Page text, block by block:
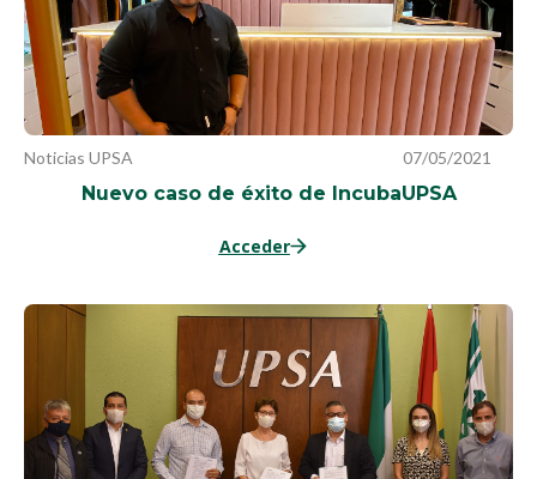
Noticias UPSA 07/05/2021
Nuevo caso de éxito de IncubaUPSA
Acceder